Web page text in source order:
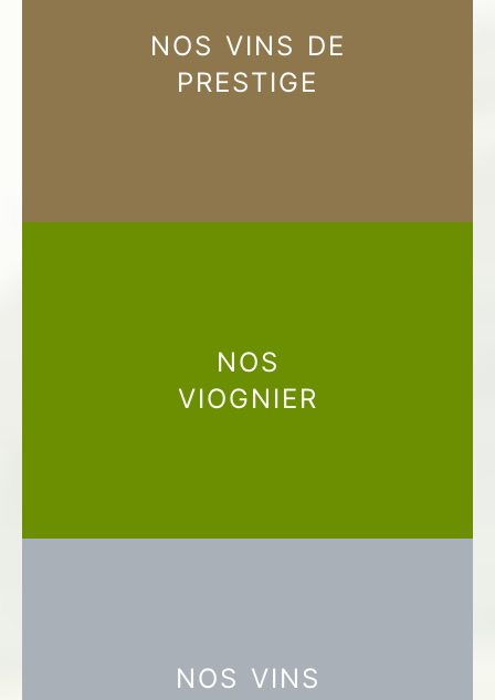
NOS VINS DE
PRESTIGE
NOS
VIOGNIER
NOS VINS